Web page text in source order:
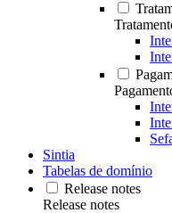
Sintia
Tabelas de domínio
Release notes
Release notes